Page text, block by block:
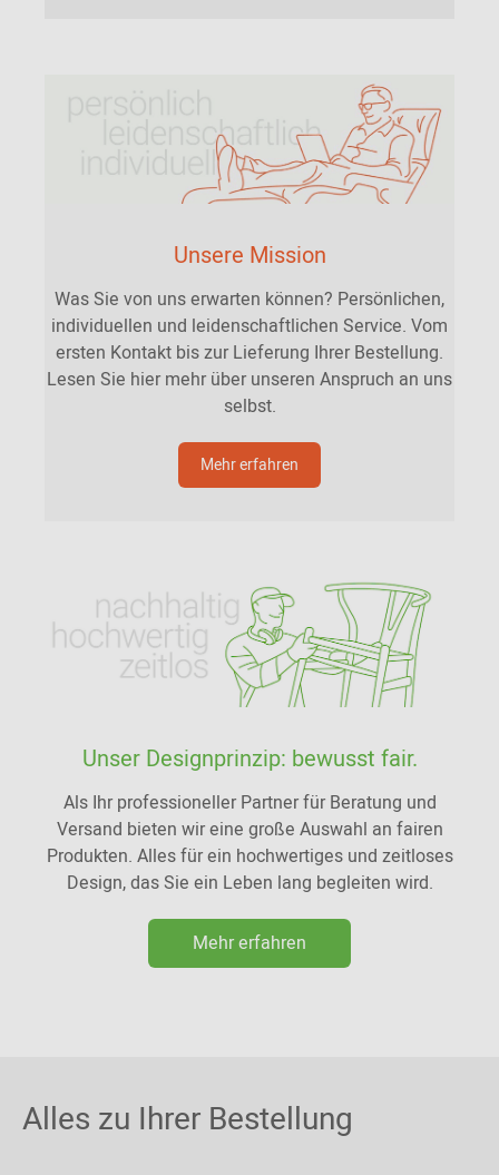
Unsere Mission
Was Sie von uns erwarten können? Persönlichen,
individuellen und leidenschaftlichen Service. Vom
ersten Kontakt bis zur Lieferung Ihrer Bestellung.
Lesen Sie hier mehr über unseren Anspruch an uns
selbst.
Mehr erfahren
Unser Designprinzip: bewusst fair.
Als Ihr professioneller Partner für Beratung und
Versand bieten wir eine große Auswahl an fairen
Produkten. Alles für ein hochwertiges und zeitloses
Design, das Sie ein Leben lang begleiten wird.
Mehr erfahren
Alles zu Ihrer Bestellung